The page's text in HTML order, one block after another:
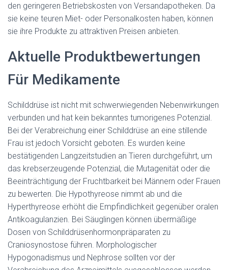
den geringeren Betriebskosten von Versandapotheken. Da
sie keine teuren Miet- oder Personalkosten haben, können
sie ihre Produkte zu attraktiven Preisen anbieten.
Aktuelle Produktbewertungen
Für Medikamente
Schilddrüse ist nicht mit schwerwiegenden Nebenwirkungen
verbunden und hat kein bekanntes tumorigenes Potenzial.
Bei der Verabreichung einer Schilddrüse an eine stillende
Frau ist jedoch Vorsicht geboten. Es wurden keine
bestätigenden Langzeitstudien an Tieren durchgeführt, um
das krebserzeugende Potenzial, die Mutagenität oder die
Beeinträchtigung der Fruchtbarkeit bei Männern oder Frauen
zu bewerten. Die Hypothyreose nimmt ab und die
Hyperthyreose erhöht die Empfindlichkeit gegenüber oralen
Antikoagulanzien. Bei Säuglingen können übermäßige
Dosen von Schilddrüsenhormonpräparaten zu
Craniosynostose führen. Morphologischer
Hypogonadismus und Nephrose sollten vor der